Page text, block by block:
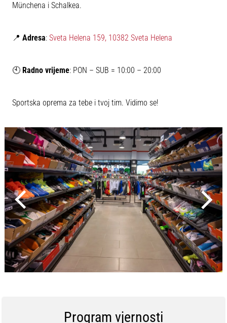
utakmice,
sve
Münchena i Schalkea.
📍 Adresa: Sveta Helena 159, 10382 Sveta Helena
🕙 Radno vrijeme: PON – SUB = 10:00 – 20:00
Sportska oprema za tebe i tvoj tim. Vidimo se!
Program vjernosti